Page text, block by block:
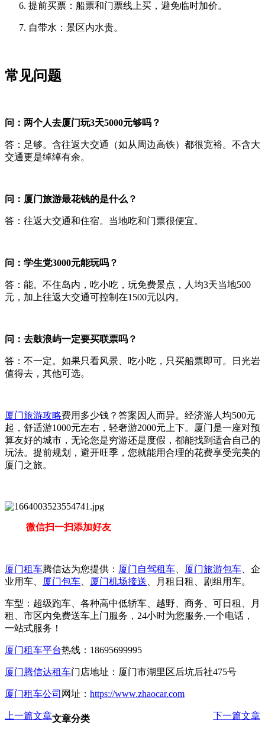
提前买票：船票和门票线上买，避免临时加价。
自带水：景区内水贵。
常见问题
问：两个人去厦门玩3天5000元够吗？
答：足够。含往返大交通（如从周边高铁）都很宽裕。不含大
交通更是绰绰有余。
问：厦门旅游最花钱的是什么？
答：往返大交通和住宿。当地吃和门票很便宜。
问：学生党3000元能玩吗？
答：能。不住岛内，吃小吃，玩免费景点，人均3天当地500
元，加上往返大交通可控制在1500元以内。
问：去鼓浪屿一定要买联票吗？
答：不一定。如果只看风景、吃小吃，只买船票即可。日光岩
值得去，其他可选。
厦门旅游攻略费用多少钱？答案因人而异。经济游人均500元
起，舒适游1000元左右，轻奢游2000元上下。厦门是一座对预
算友好的城市，无论您是穷游还是度假，都能找到适合自己的
玩法。提前规划，避开旺季，您就能用合理的花费享受完美的
厦门之旅。
微信扫一扫添加好友
厦门租车腾信达为您提供： 厦门自驾租车 厦门旅游包车 、企
业用车、
厦门包车 厦门机场接送 、月租日租、剧组用车。
车型：超级跑车、各种高中低轿车、越野、商务、可日租、月
租、市区内免费送车上门服务，24小时为您服务,一个电话，
一站式服务！
厦门租车平台热线：18695699995
厦门腾信达租车门店地址：厦门市湖里区后坑后社475号
厦门租车公司 网址： https://www.zhaocar.com
上一篇文章 下一篇文章
文章分类